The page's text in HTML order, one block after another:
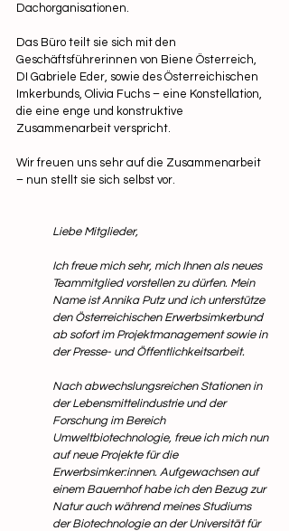
Dachorganisationen.
Das Büro teilt sie sich mit den
Geschäftsführerinnen von Biene Österreich,
DI Gabriele Eder, sowie des Österreichischen
Imkerbunds, Olivia Fuchs – eine Konstellation,
die eine enge und konstruktive
Zusammenarbeit verspricht.
Wir freuen uns sehr auf die Zusammenarbeit
– nun stellt sie sich selbst vor.
Liebe Mitglieder,
Ich freue mich sehr, mich Ihnen als neues
Teammitglied vorstellen zu dürfen. Mein
Name ist Annika Putz und ich unterstütze
den Österreichischen Erwerbsimkerbund
ab sofort im Projektmanagement sowie in
der Presse- und Öffentlichkeitsarbeit.
Nach abwechslungsreichen Stationen in
der Lebensmittelindustrie und der
Forschung im Bereich
Umweltbiotechnologie, freue ich mich nun
auf neue Projekte für die
Erwerbsimker:innen. Aufgewachsen auf
einem Bauernhof habe ich den Bezug zur
Natur auch während meines Studiums
der Biotechnologie an der Universität für